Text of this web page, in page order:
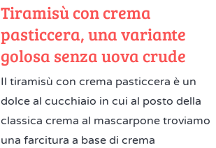
Tiramisù con crema
pasticcera, una variante
golosa senza uova crude
Il tiramisù con crema pasticcera è un
dolce al cucchiaio in cui al posto della
classica crema al mascarpone troviamo
una farcitura a base di crema